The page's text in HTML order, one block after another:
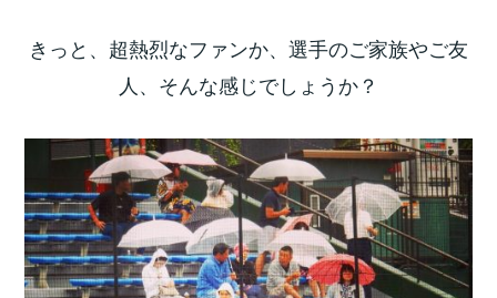
きっと、超熱烈なファンか、選手のご家族やご友
人、そんな感じでしょうか？